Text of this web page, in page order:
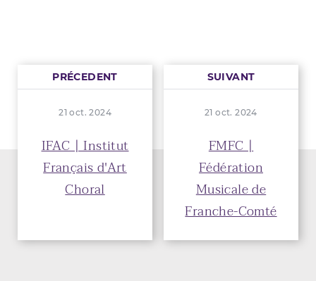
PRÉCEDENT
21 oct. 2024
IFAC | Institut
Français d'Art
Choral
SUIVANT
21 oct. 2024
FMFC |
Fédération
Musicale de
Franche-Comté